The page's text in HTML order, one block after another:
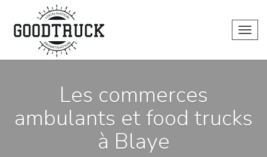
Les commerces
ambulants et food trucks
à Blaye